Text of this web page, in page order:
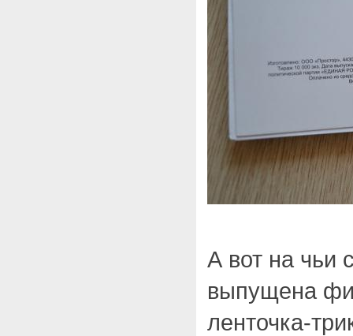
А вот на чьи
выпущена
ленточка-